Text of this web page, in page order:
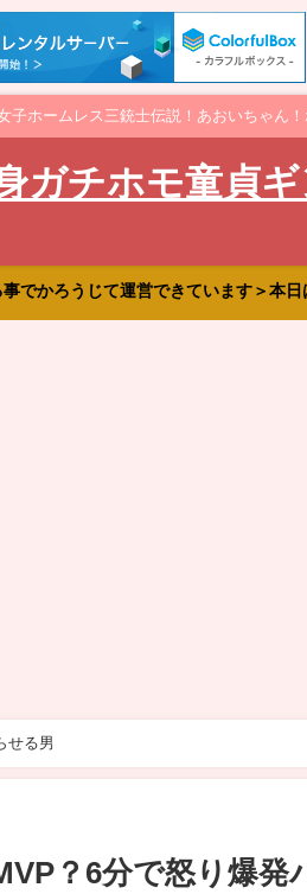
ホームレス三銃士伝説！あおいちゃん
ガチホモ童貞
かろうじて運営できています＞本
せる男
？6分で怒り爆発